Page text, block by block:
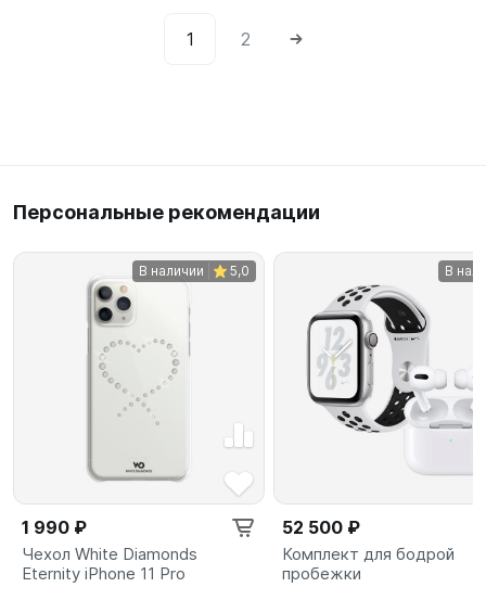
1 2
Персональные рекомендации
В наличии 5,0
1 990 ₽
Чехол White Diamonds
Eternity iPhone 11 Pro
В
52 500 ₽
Комплект для бодрой
пробежки